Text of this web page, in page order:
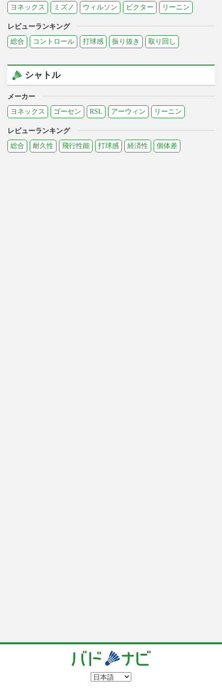
ヨネックス
ミズノ ウィルソン ビクター リーニン
レビューランキング
総合
コントロール 打球感 振り抜き 取り回し
シャトル
メーカー
ヨネックス
ゴーセン RSL アーウィン リーニン
レビューランキング
総合
耐久性 飛行性能 打球感 経済性 個体差